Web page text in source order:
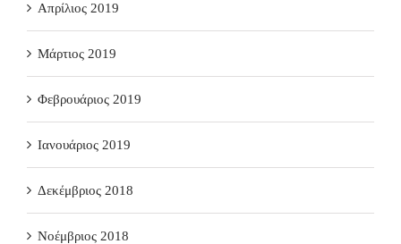
Απρίλιος 2019
Μάρτιος 2019
Φεβρουάριος 2019
Ιανουάριος 2019
Δεκέμβριος 2018
Νοέμβριος 2018